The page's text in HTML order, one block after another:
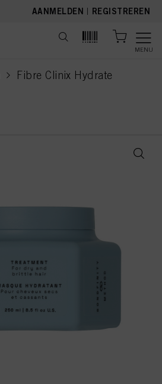
AANMELDEN | REGISTREREN
MENU
Fibre Clinix Hydrate
current page